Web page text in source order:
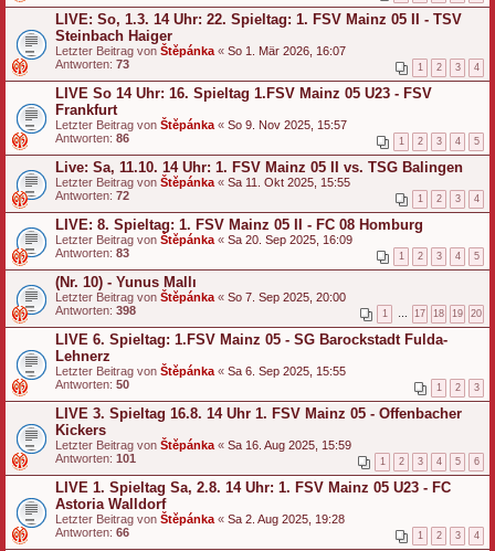
LIVE: So, 1.3. 14 Uhr: 22. Spieltag: 1. FSV Mainz 05 II - TSV
Steinbach Haiger
Letzter Beitrag von Štěpánka « So 1. Mär 2026, 16:07
Antworten: 73 1 2 3 4
LIVE So 14 Uhr: 16. Spieltag 1.FSV Mainz 05 U23 - FSV
Frankfurt
Letzter Beitrag von Štěpánka « So 9. Nov 2025, 15:57
Antworten: 86 1 2 3 4 5
Live: Sa, 11.10. 14 Uhr: 1. FSV Mainz 05 II vs. TSG Balingen
Letzter Beitrag von Štěpánka « Sa 11. Okt 2025, 15:55
Antworten: 72 1 2 3 4
LIVE: 8. Spieltag: 1. FSV Mainz 05 II - FC 08 Homburg
Letzter Beitrag von Štěpánka « Sa 20. Sep 2025, 16:09
Antworten: 83 1 2 3 4 5
(Nr. 10) - Yunus Mallı
Letzter Beitrag von Štěpánka « So 7. Sep 2025, 20:00
Antworten: 398 1 17 18 19 20
LIVE 6. Spieltag: 1.FSV Mainz 05 - SG Barockstadt Fulda-
Lehnerz
Letzter Beitrag von Štěpánka « Sa 6. Sep 2025, 15:55
Antworten: 50 1 2 3
LIVE 3. Spieltag 16.8. 14 Uhr 1. FSV Mainz 05 - Offenbacher
Kickers
Letzter Beitrag von Štěpánka « Sa 16. Aug 2025, 15:59
Antworten: 101 1 2 3 4 5 6
LIVE 1. Spieltag Sa, 2.8. 14 Uhr: 1. FSV Mainz 05 U23 - FC
Astoria Walldorf
Letzter Beitrag von Štěpánka « Sa 2. Aug 2025, 19:28
Antworten: 66 1 2 3 4